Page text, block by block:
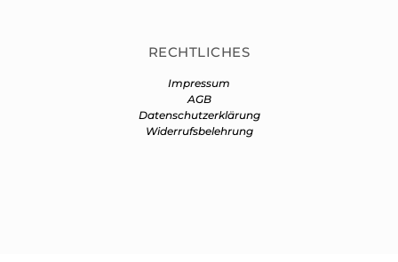
RECHTLICHES
Impressum
AGB
Datenschutzerklärung
Widerrufsbelehrung